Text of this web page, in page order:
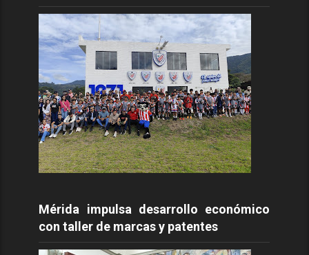
Mérida impulsa desarrollo económico
con taller de marcas y patentes